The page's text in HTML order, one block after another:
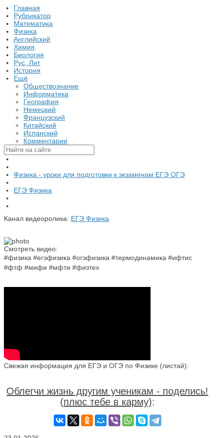
Главная
Рубрикатор
Математика
Физика
Английский
Химия
Биология
Рус, Лит
История
Ещё
Обществознание
Информатика
География
Немецкий
Французский
Китайский
Испанский
Комментарии
Физика - уроки для подготовки к экзаменам ЕГЭ ОГЭ
ЕГЭ Физика
Канал видеоролика: ЕГЭ Физика
Смотреть видео:
#физика #егэфизика #огэфизика #термодинамика #ифтис
#фтф #мифи #мфти #физтех
Свежая информация для ЕГЭ и ОГЭ по Физике (листай):
Облегчи жизнь другим ученикам - поделись!
(плюс тебе в карму):